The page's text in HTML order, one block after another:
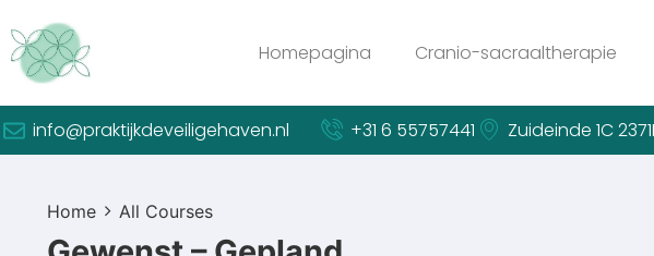
Homepagina Cranio-sacraaltherapie
info@praktijkdeveiligehaven.nl +31 6 55757441 Zuideinde 1C
Home All Courses